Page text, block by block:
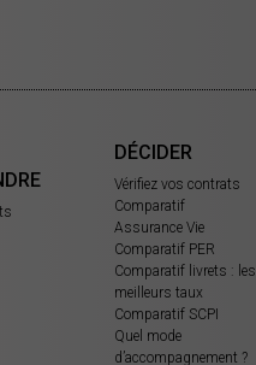
DÉCIDER
Vérifiez vos contrats
Comparatif
Assurance Vie
Comparatif PER
Comparatif livrets : les
meilleurs taux
Comparatif SCPI
Quel mode
d’accompagnement ?